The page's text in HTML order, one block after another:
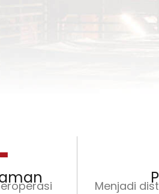
Menjadi